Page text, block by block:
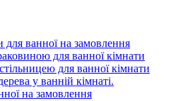
для ванної на замовлення
для ванної кімнати
для ванної кімнати
у ванній кімнаті.
на замовлення